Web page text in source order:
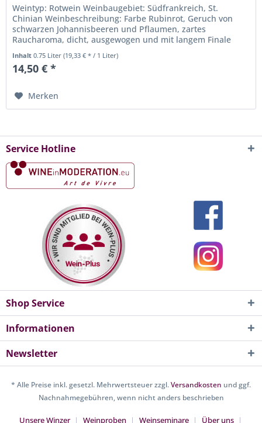
Weintyp: Rotwein Weinbaugebiet: Südfrankreich, St.
Chinian Weinbeschreibung: Farbe Rubinrot, Geruch von
schwarzen Johannisbeeren und Pflaumen, zartes
Raucharoma, dicht, ausgewogen und mit langem Finale
Rebsorten: Syrah, Grenache...
Inhalt0.75 Liter(19,33 € * / 1 Liter)
14,50 € *
Merken
Service Hotline
Shop Service
Informationen
Newsletter
* Alle Preise inkl. gesetzl. Mehrwertsteuer zzgl.Versandkosten und ggf.
Nachnahmegebühren, wenn nicht anders beschrieben
Unsere Winzer Weinproben Weinseminare Über uns